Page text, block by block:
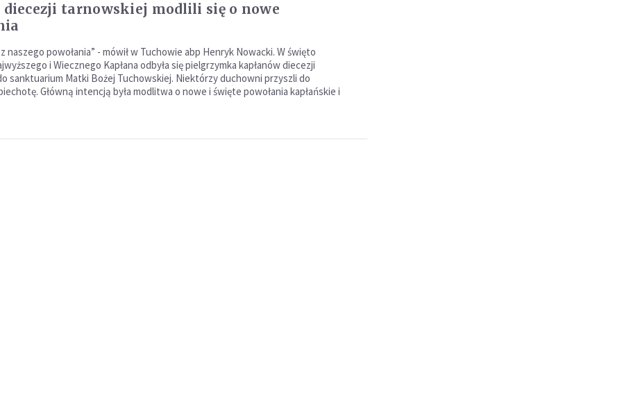
diecezji tarnowskiej modlili się o nowe
naszego powołania” - mówił w Tuchowie abp Henryk Nowacki. W święto
i Wiecznego Kapłana odbyła się pielgrzymka kapłanów diecezji
sanktuarium Matki Bożej Tuchowskiej. Niektórzy duchowni przyszli do
Główną intencją była modlitwa o nowe i święte powołania kapłańskie i